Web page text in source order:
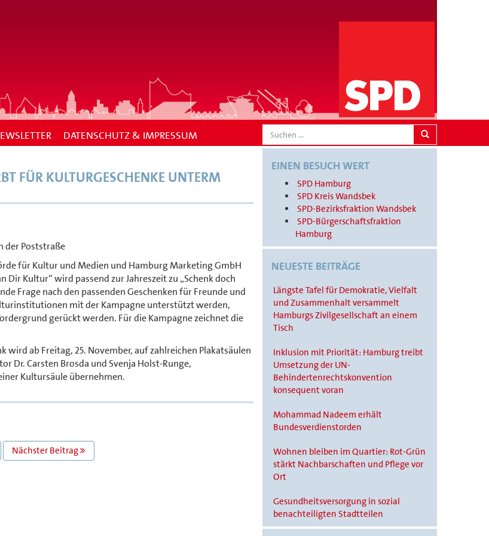
SEARCH
DATENSCHUTZ & IMPRESSUM
FÜR KULTURGESCHENKE UNTERM
der Poststraße
für Kultur und Medien und Hamburg Marketing GmbH
Kultur“ wird passend zur Jahreszeit zu „Schenk doch
Frage nach den passenden Geschenken für Freunde und
mit der Kampagne unterstützt werden,
gerückt werden. Für die Kampagne zeichnet die
ab Freitag, 25. November, auf zahlreichen Plakatsäulen
Dr. Carsten Brosda und Svenja Holst-Runge,
Kultursäule übernehmen.
Nächster Beitrag
EINEN BESUCH WERT
SPD Hamburg
SPD Kreis Wandsbek
SPD-Bezirksfraktion Wandsbek
SPD-Bürgerschaftsfraktion
Hamburg
NEUESTE BEITRÄGE
Längste Tafel für Demokratie, Vielfalt
und Zusammenhalt versammelt
Hamburgs Zivilgesellschaft an einem
Tisch
Inklusion mit Priorität: Hamburg treibt
Umsetzung der UN-
Behindertenrechtskonvention
konsequent voran
Mohammad Nadeem erhält
Bundesverdienstorden
Wohnen bleiben im Quartier: Rot-Grün
stärkt Nachbarschaften und Pflege vor
Ort
Gesundheitsversorgung in sozial
benachteiligten Stadtteilen